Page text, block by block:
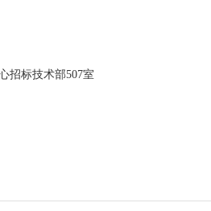
招标技术部507室